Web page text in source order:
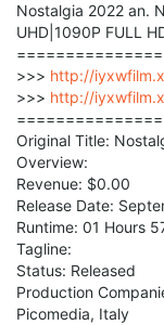
Nostalgia 2022 an.
UHD|1090P FULL
>>> http://
>>> http://
Original Title:
Overview:
Revenue: $0.00
Release Date:
Runtime: 01 Hours
Tagline:
Status: Released
Production
Picomedia, Italy